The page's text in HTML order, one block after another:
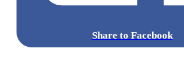
Share to Facebook